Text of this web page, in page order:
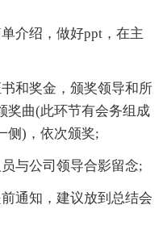
介绍，做好ppt，在主
和奖金，颁奖领导和所
奖曲(此环节有会务组成
侧)，依次颁奖;
与公司领导合影留念;
通知，建议放到总结会